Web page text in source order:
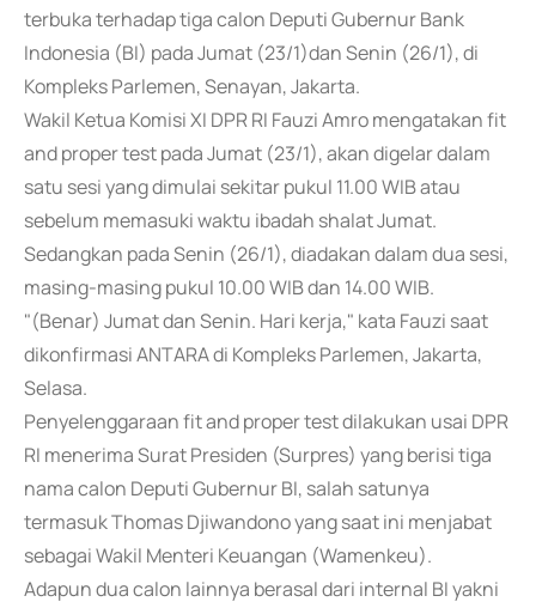
terbuka terhadap tiga calon Deputi Gubernur Bank
Indonesia (BI) pada Jumat (23/1)dan Senin (26/1), di
Kompleks Parlemen, Senayan, Jakarta.
Wakil Ketua Komisi XI DPR RI Fauzi Amro mengatakan fit
and proper test pada Jumat (23/1), akan digelar dalam
satu sesi yang dimulai sekitar pukul 11.00 WIB atau
sebelum memasuki waktu ibadah shalat Jumat.
Sedangkan pada Senin (26/1), diadakan dalam dua sesi,
masing-masing pukul 10.00 WIB dan 14.00 WIB.
"(Benar) Jumat dan Senin. Hari kerja," kata Fauzi saat
dikonfirmasi ANTARA di Kompleks Parlemen, Jakarta,
Selasa.
Penyelenggaraan fit and proper test dilakukan usai DPR
RI menerima Surat Presiden (Surpres) yang berisi tiga
nama calon Deputi Gubernur BI, salah satunya
termasuk Thomas Djiwandono yang saat ini menjabat
sebagai Wakil Menteri Keuangan (Wamenkeu).
Adapun dua calon lainnya berasal dari internal BI yakni